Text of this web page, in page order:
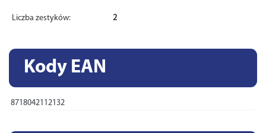
Liczba zestyków: 2
Kody EAN
8718042112132